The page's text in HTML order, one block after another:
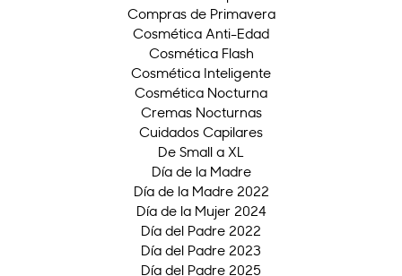
Compras de Primavera
Cosmética Anti-Edad
Cosmética Flash
Cosmética Inteligente
Cosmética Nocturna
Cremas Nocturnas
Cuidados Capilares
De Small a XL
Día de la Madre
Día de la Madre 2022
Día de la Mujer 2024
Día del Padre 2022
Día del Padre 2023
Día del Padre 2025